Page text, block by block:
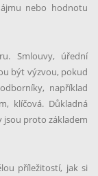
nebo hodnotu
Smlouvy, úřední
být výzvou, pokud
například
klíčová. Důkladná
proto základem
příležitostí, jak si